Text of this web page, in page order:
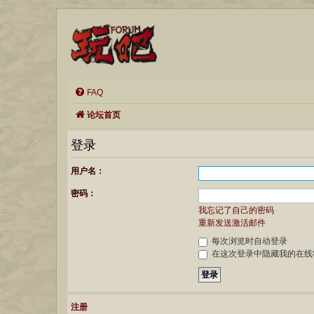
FAQ
论坛首页
登录
用户名：
密码：
我忘记了自己的密码
重新发送激活邮件
每次浏览时自动登录
在这次登录中隐藏我的在线
注册